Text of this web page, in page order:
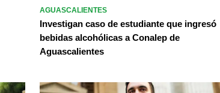
AGUASCALIENTES
Investigan caso de estudiante que ingresó
bebidas alcohólicas a Conalep de
Aguascalientes